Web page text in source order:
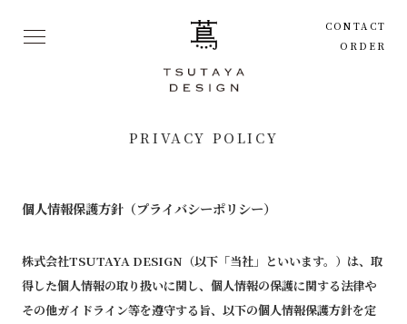
CONTACT
ORDER
PRIVACY POLICY
個人情報保護方針（プライバシーポリシー）
株式会社TSUTAYA DESIGN（以下「当社」といいます。）は、取
得した個人情報の取り扱いに関し、個人情報の保護に関する法律や
その他ガイドライン等を遵守する旨、以下の個人情報保護方針を定